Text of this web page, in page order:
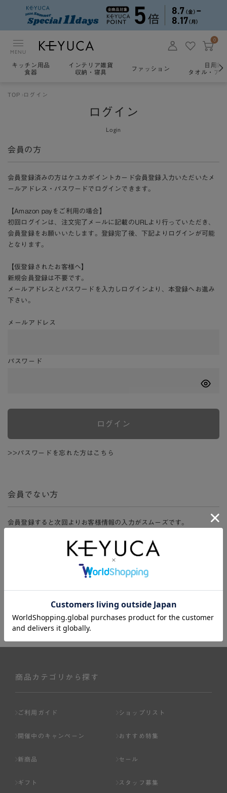
MENU
0
キッチン用品
食器
インテリア雑貨
収納・寝具
ファッション
日用雑
タオル・ア
TOP ログイン
ログイン
Login
会員の方
会員登録済みの方はケユカポイントカード会員登録入力いただいたメ
ールアドレス・パスワードでログインできます。
【Amazon payをご利用の場合】
初回ログインは、注文完了メールに記載のURLより行っていただき、
会員登録をお願いいたします。登録完了後、下記よりログインが可能
となります。
【仮登録されたお客様へ】
新規会員登録は不要です。
メールアドレスとパスワードを入力しログインより、本登録へお進み
下さい。
メールアドレス
パスワード
ログイン
>>パスワードを忘れた方はこちら
会員でない方
会員登録すると次回よりお客様情報の入力がスムーズです。
ージ、購入履歴をご利用いただけます。
商品カテゴリから探す
ご利用ガイド ショップリスト
開催中のキャンペーン おすすめ特集
新商品 セール
ギフト スタッフ募集